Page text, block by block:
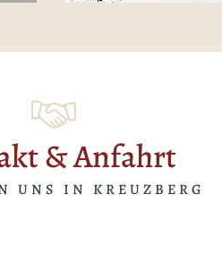
& Anfahrt
UNS IN KREUZBERG